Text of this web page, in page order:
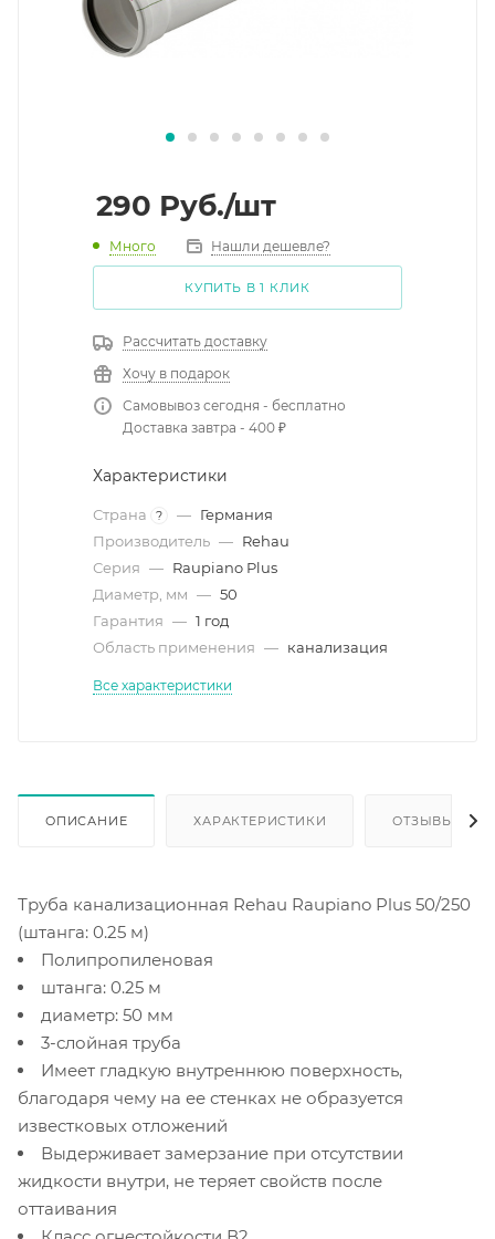
290 Руб./шт
Много Нашли дешевле?
КУПИТЬ В 1 КЛИК
Рассчитать доставку
Хочу в подарок
Самовывоз сегодня - бесплатно
Доставка завтра - 400 ₽
Характеристики
Страна ? — Германия
Производитель — Rehau
Серия — Raupiano Plus
Диаметр, мм — 50
Гарантия — 1 год
Область применения — канализация
Все характеристики
ОПИСАНИЕ ХАРАКТЕРИСТИКИ ОТЗЫВЫ
Труба канализационная Rehau Raupiano Plus 50/250
(штанга: 0.25 м)
Полипропиленовая
штанга: 0.25 м
диаметр: 50 мм
3-слойная труба
Имеет гладкую внутреннюю поверхность,
благодаря чему на ее стенках не образуется
известковых отложений
Выдерживает замерзание при отсутствии
жидкости внутри, не теряет свойств после
оттаивания